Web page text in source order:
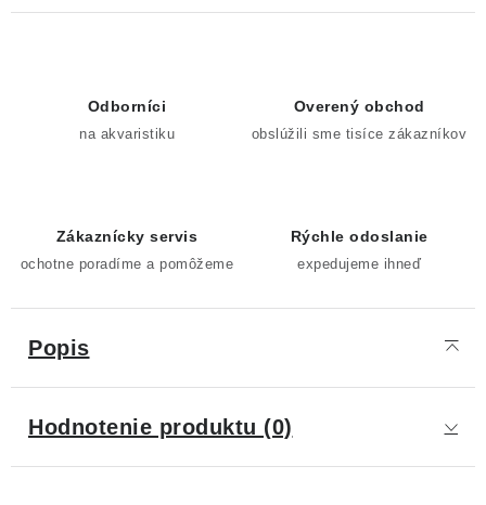
Odborníci
na akvaristiku
Overený obchod
obslúžili sme tisíce zákazníkov
Zákaznícky servis
ochotne poradíme a pomôžeme
Rýchle odoslanie
expedujeme ihneď
Popis
Hodnotenie produktu (0)